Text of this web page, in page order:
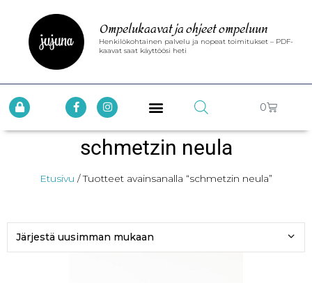
Ompelukaavat ja ohjeet ompeluun
Henkilökohtainen palvelu ja nopeat toimitukset – PDF-
kaavat saat käyttöösi heti
0
schmetzin neula
Etusivu / Tuotteet avainsanalla “schmetzin neula”